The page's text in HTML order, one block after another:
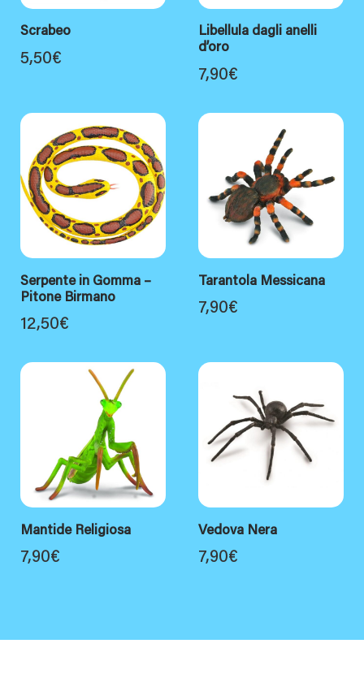
Scrabeo
5,50€
Libellula dagli anelli
d’oro
7,90€
Serpente in Gomma –
Pitone Birmano
12,50€
Tarantola Messicana
7,90€
Mantide Religiosa
7,90€
Vedova Nera
7,90€